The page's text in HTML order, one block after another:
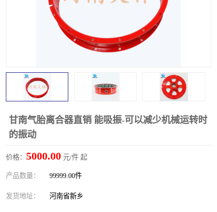
甘南气胎离合器直销 能吸振-可以减少机械运转时
的振动
价格： 5000.00 元/件 起
产品数量： 99999.00件
发货地址： 河南省新乡
实芯轮胎
联轴器